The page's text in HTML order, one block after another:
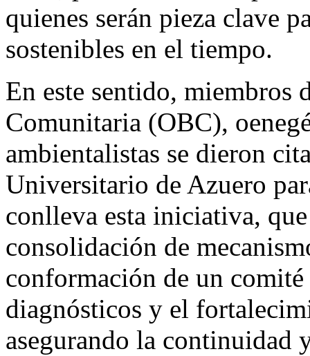
quienes serán pieza clave
sostenibles en el tiempo.
En este sentido, miembros
Comunitaria (OBC),
ambientalistas se dieron
Universitario de Azuero
conlleva esta iniciativa,
consolidación de
conformación de un
diagnósticos y el
asegurando la continuidad